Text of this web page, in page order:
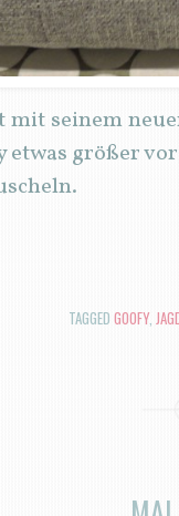
seinem
etwas größer
TAGGED GOOFY